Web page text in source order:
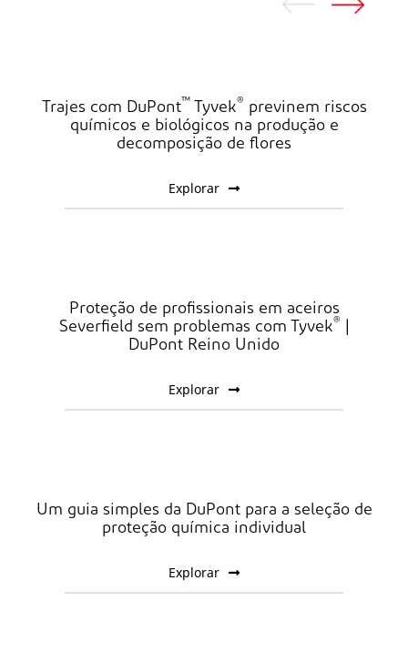
Trajes com DuPont™ Tyvek® previnem riscos
químicos e biológicos na produção e
decomposição de flores
Explorar
Proteção de profissionais em aceiros
Severfield sem problemas com Tyvek®
DuPont Reino Unido
Explorar
Um guia simples da DuPont para a seleção de
proteção química individual
Explorar